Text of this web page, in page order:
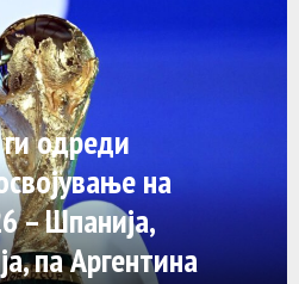
одреди
на
– Шпанија,
па Аргентина